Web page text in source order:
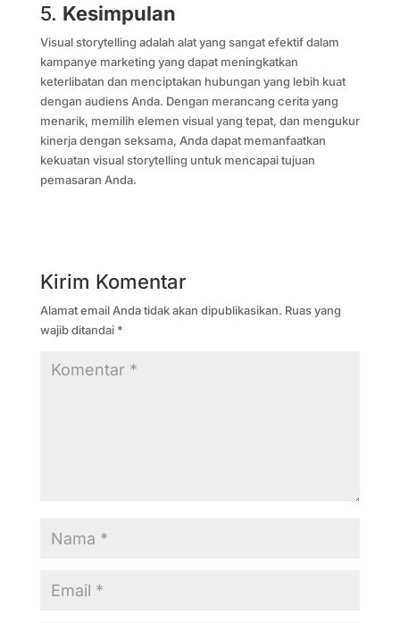
5. Kesimpulan
Visual storytelling adalah alat yang sangat efektif dalam
kampanye marketing yang dapat meningkatkan
keterlibatan dan menciptakan hubungan yang lebih kuat
dengan audiens Anda. Dengan merancang cerita yang
menarik, memilih elemen visual yang tepat, dan mengukur
kinerja dengan seksama, Anda dapat memanfaatkan
kekuatan visual storytelling untuk mencapai tujuan
pemasaran Anda.
Kirim Komentar
Alamat email Anda tidak akan dipublikasikan. Ruas yang
wajib ditandai *